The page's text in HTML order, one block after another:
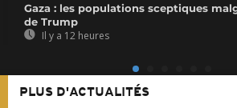
Gaza : les populations sceptiques
de Trump
Il y a 12 heures
PLUS D'ACTUALITÉS